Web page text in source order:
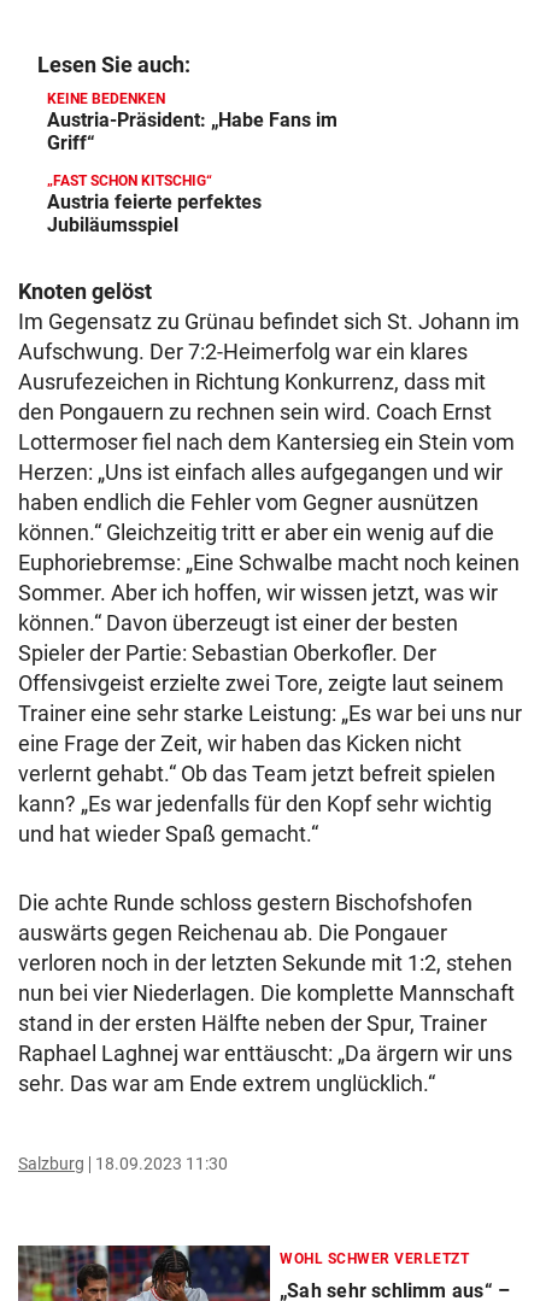
Lesen Sie auch:
KEINE BEDENKEN
Austria-Präsident: „Habe Fans im
Griff“
„FAST SCHON KITSCHIG“
Austria feierte perfektes
Jubiläumsspiel
Knoten gelöst
Im Gegensatz zu Grünau befindet sich St. Johann im
Aufschwung. Der 7:2-Heimerfolg war ein klares
Ausrufezeichen in Richtung Konkurrenz, dass mit
den Pongauern zu rechnen sein wird. Coach Ernst
Lottermoser fiel nach dem Kantersieg ein Stein vom
Herzen: „Uns ist einfach alles aufgegangen und wir
haben endlich die Fehler vom Gegner ausnützen
können.“ Gleichzeitig tritt er aber ein wenig auf die
Euphoriebremse: „Eine Schwalbe macht noch keinen
Sommer. Aber ich hoffen, wir wissen jetzt, was wir
können.“ Davon überzeugt ist einer der besten
Spieler der Partie: Sebastian Oberkofler. Der
Offensivgeist erzielte zwei Tore, zeigte laut seinem
Trainer eine sehr starke Leistung: „Es war bei uns nur
eine Frage der Zeit, wir haben das Kicken nicht
verlernt gehabt.“ Ob das Team jetzt befreit spielen
kann? „Es war jedenfalls für den Kopf sehr wichtig
und hat wieder Spaß gemacht.“
Die achte Runde schloss gestern Bischofshofen
auswärts gegen Reichenau ab. Die Pongauer
verloren noch in der letzten Sekunde mit 1:2, stehen
nun bei vier Niederlagen. Die komplette Mannschaft
stand in der ersten Hälfte neben der Spur, Trainer
Raphael Laghnej war enttäuscht: „Da ärgern wir uns
sehr. Das war am Ende extrem unglücklich.“
Salzburg 18.09.2023 11:30
WOHL SCHWER VERLETZT
„Sah sehr schlimm aus“ –